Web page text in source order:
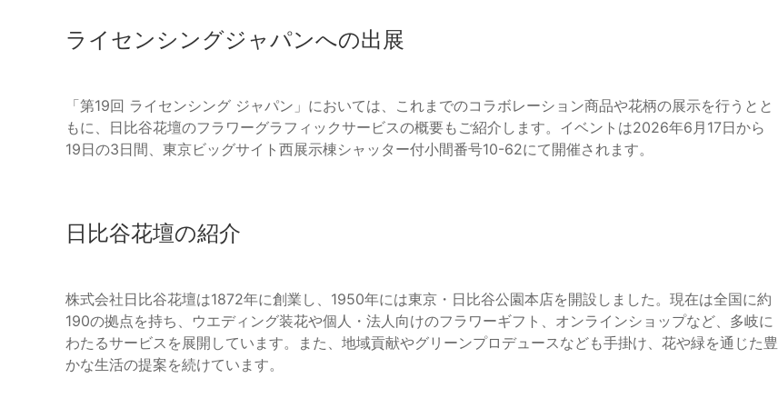
ライセンシングジャパンへの出展
「第19回 ライセンシング ジャパン」においては、これまでのコラボレーション商品や花柄の展示を行うとと
もに、日比谷花壇のフラワーグラフィックサービスの概要もご紹介します。イベントは2026年6月17日から
19日の3日間、東京ビッグサイト西展示棟シャッター付小間番号10-62にて開催されます。
日比谷花壇の紹介
株式会社日比谷花壇は1872年に創業し、1950年には東京・日比谷公園本店を開設しました。現在は全国に約
190の拠点を持ち、ウエディング装花や個人・法人向けのフラワーギフト、オンラインショップなど、多岐に
わたるサービスを展開しています。また、地域貢献やグリーンプロデュースなども手掛け、花や緑を通じた豊
かな生活の提案を続けています。